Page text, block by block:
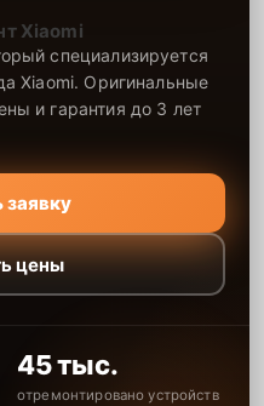
Xiaomi
специализируется
Xiaomi. Оригинальные
и гарантия до 3 лет
заявку
цены
45 тыс.
отремонтировано устройств